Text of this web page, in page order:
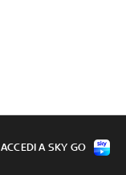
ACCEDI A SKY GO